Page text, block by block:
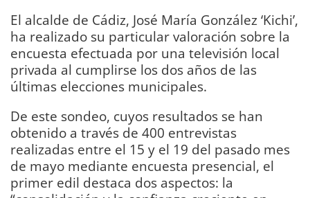
El alcalde de Cádiz, José María González ‘Kichi’,
ha realizado su particular valoración sobre la
encuesta efectuada por una televisión local
privada al cumplirse los dos años de las
últimas elecciones municipales.
De este sondeo, cuyos resultados se han
obtenido a través de 400 entrevistas
realizadas entre el 15 y el 19 del pasado mes
de mayo mediante encuesta presencial, el
primer edil destaca dos aspectos: la